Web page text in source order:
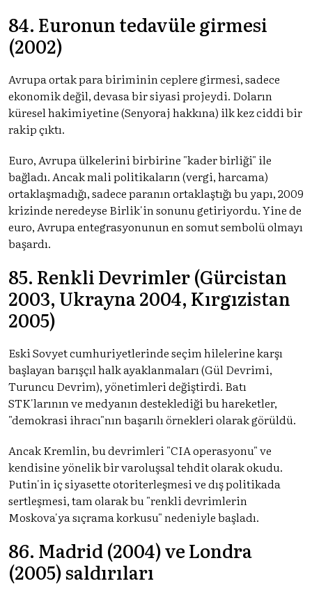
84. Euronun tedavüle girmesi
(2002)
Avrupa ortak para biriminin ceplere girmesi, sadece
ekonomik değil, devasa bir siyasi projeydi. Doların
küresel hakimiyetine (Senyoraj hakkına) ilk kez ciddi bir
rakip çıktı.
Euro, Avrupa ülkelerini birbirine "kader birliği" ile
bağladı. Ancak mali politikaların (vergi, harcama)
ortaklaşmadığı, sadece paranın ortaklaştığı bu yapı, 2009
krizinde neredeyse Birlik'in sonunu getiriyordu. Yine de
euro, Avrupa entegrasyonunun en somut sembolü olmayı
başardı.
85. Renkli Devrimler (Gürcistan
2003, Ukrayna 2004, Kırgızistan
2005)
Eski Sovyet cumhuriyetlerinde seçim hilelerine karşı
başlayan barışçıl halk ayaklanmaları (Gül Devrimi,
Turuncu Devrim), yönetimleri değiştirdi. Batı
STK'larının ve medyanın desteklediği bu hareketler,
"demokrasi ihracı"nın başarılı örnekleri olarak görüldü.
Ancak Kremlin, bu devrimleri "CIA operasyonu" ve
kendisine yönelik bir varoluşsal tehdit olarak okudu.
Putin'in iç siyasette otoriterleşmesi ve dış politikada
sertleşmesi, tam olarak bu "renkli devrimlerin
Moskova'ya sıçrama korkusu" nedeniyle başladı.
86. Madrid (2004) ve Londra
(2005) saldırıları